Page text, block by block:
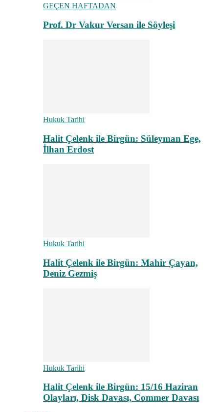
GEÇEN HAFTADAN
Prof. Dr Vakur Versan ile Söyleşi
Hukuk Tarihi
Halit Çelenk ile Birgün: Süleyman Ege,
İlhan Erdost
Hukuk Tarihi
Halit Çelenk ile Birgün: Mahir Çayan,
Deniz Gezmiş
Hukuk Tarihi
Halit Çelenk ile Birgün: 15/16 Haziran
Olayları, Disk Davası, Commer Davası